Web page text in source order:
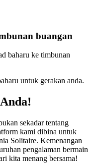
buangan
baharu ke timbunan
untuk gerakan anda.
sekadar tentang
kami dibina untuk
Solitaire. Kemenangan
pengalaman bermain
kita menang bersama!